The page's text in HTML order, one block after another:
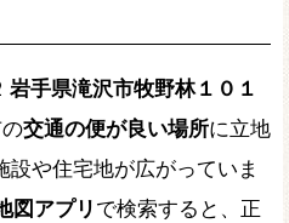
岩手県滝沢市牧野林１０１
交通の便が良い場所に立地
設や住宅地が広がっていま
図アプリ で検索すると、正